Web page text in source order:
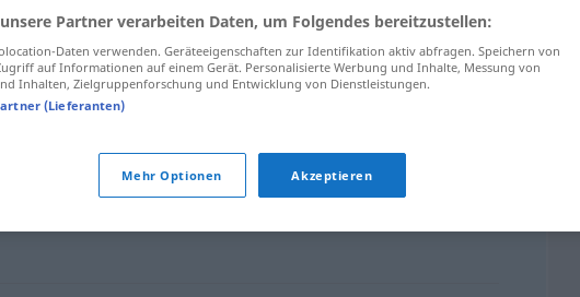
unübersehbar (≈ sehr groß)
Partner verarbeiten Daten, um Folgendes bereitzustellen:
Daten verwenden. Geräteeigenschaften zur Identifikation aktiv abfragen. Speichern von
auf Informationen auf einem Gerät. Personalisierte Werbung und Inhalte, Messung von
Inhalten, Zielgruppenforschung und Entwicklung von Dienstleistungen.
(Lieferanten)
Mehr Optionen Akzeptieren